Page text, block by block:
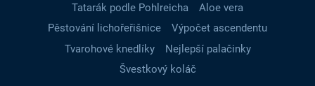
Tatarák podle Pohlreicha
Aloe vera
Pěstování lichořeřišnice
Výpočet ascendentu
Tvarohové knedlíky
Nejlepší palačinky
Švestkový koláč